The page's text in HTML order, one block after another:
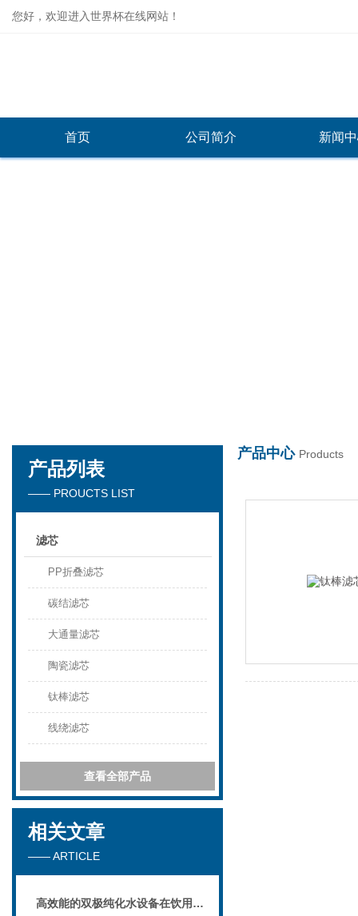
您好，欢迎进入世界杯在线网站！
首页 公司简介 新闻
产品中心 Products
产品列表
—— PROUCTS LIST
滤芯
PP折叠滤芯
碳结滤芯
大通量滤芯
陶瓷滤芯
钛棒滤芯
线绕滤芯
查看全部产品
相关文章
—— ARTICLE
高效能的双极纯化水设备在饮用水处理中的应用